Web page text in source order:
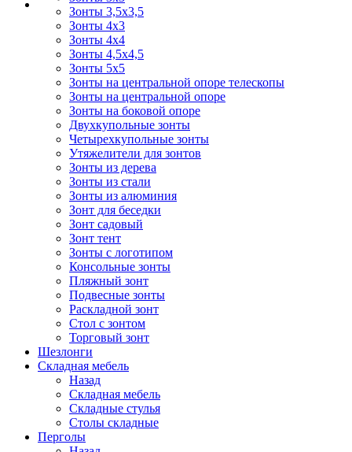
Зонты 3,5х3,5
Зонты 4х3
Зонты 4х4
Зонты 4,5х4,5
Зонты 5х5
Зонты на центральной опоре телескопы
Зонты на центральной опоре
Зонты на боковой опоре
Двухкупольные зонты
Четырехкупольные зонты
Утяжелители для зонтов
Зонты из дерева
Зонты из стали
Зонты из алюминия
Зонт для беседки
Зонт садовый
Зонт тент
Зонты с логотипом
Консольные зонты
Пляжный зонт
Подвесные зонты
Раскладной зонт
Стол с зонтом
Торговый зонт
Шезлонги
Складная мебель
Назад
Складная мебель
Складные стулья
Столы складные
Перголы